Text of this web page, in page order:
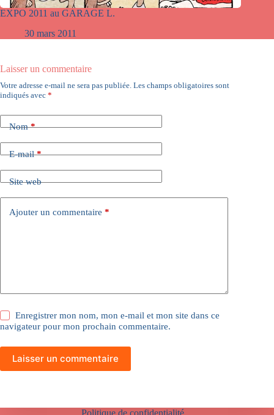
EXPO 2011 au GARAGE L.
30 mars 2011
Laisser un commentaire
Votre adresse e-mail ne sera pas publiée. Les champs obligatoires sont
indiqués avec *
Nom*
E-mail*
Site web
Ajouter un commentaire *
Enregistrer mon nom, mon e-mail et mon site dans ce
navigateur pour mon prochain commentaire.
Laisser un commentaire
Politique de confidentialité